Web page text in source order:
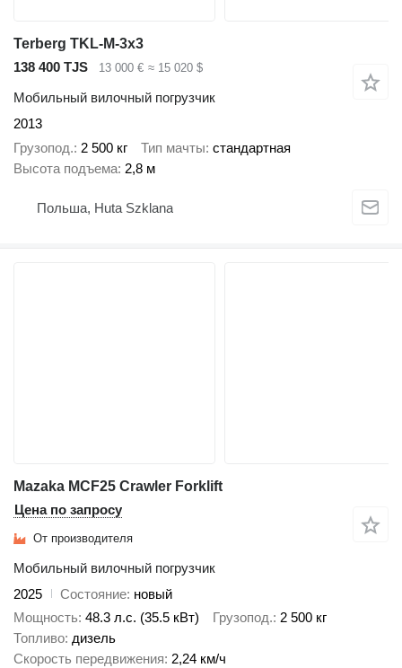
Terberg TKL-M-3x3
138 400 TJS
13 000 € ≈ 15 020 $
Мобильный вилочный погрузчик
2013
Грузопод. 2 500 кг Тип мачты стандартная
Высота подъема 2,8 м
Польша, Huta Szklana
Mazaka MCF25 Crawler Forklift
Цена по запросу
От производителя
Мобильный вилочный погрузчик
2025
Состояние новый
Мощность 48.3 л.с. (35.5 кВт) Грузопод. 2 500 кг
Топливо дизель
Скорость передвижения 2,24 км/ч